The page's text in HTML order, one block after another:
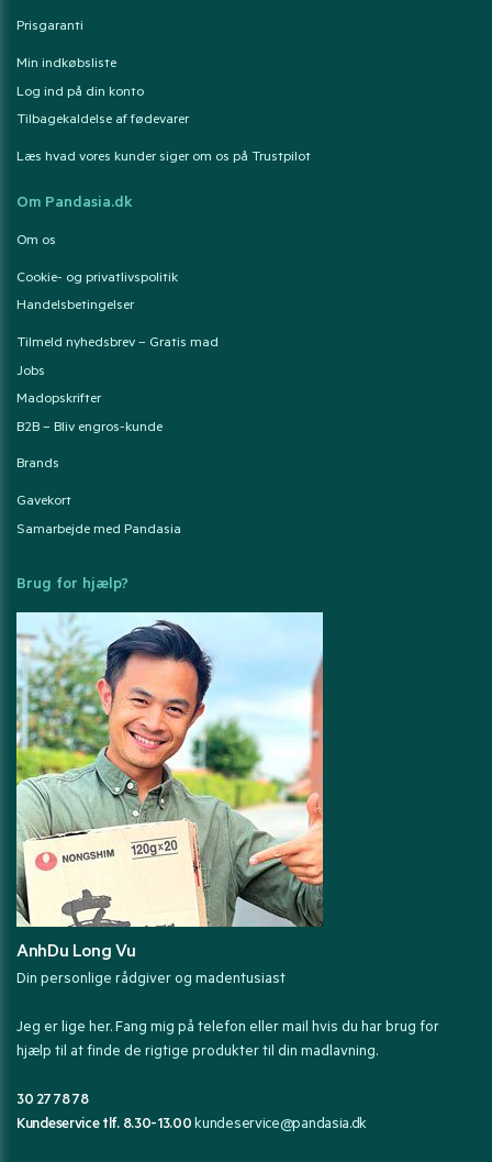
Prisgaranti
Min indkøbsliste
Log ind på din konto
Tilbagekaldelse af fødevarer
Læs hvad vores kunder siger om os på Trustpilot
Om Pandasia.dk
Om os
Cookie- og privatlivspolitik
Handelsbetingelser
Tilmeld nyhedsbrev – Gratis mad
Jobs
Madopskrifter
B2B – Bliv engros-kunde
Brands
Gavekort
Samarbejde med Pandasia
Brug for hjælp?
AnhDu Long Vu
Din personlige rådgiver og madentusiast
Jeg er lige her. Fang mig på telefon eller mail hvis du har brug for
hjælp til at finde de rigtige produkter til din madlavning.
30 27 78 78
Kundeservice tlf. 8.30-13.00kundeservice@pandasia.dk